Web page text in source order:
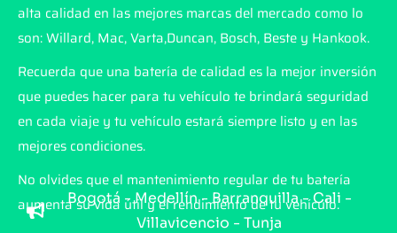
alta calidad en las mejores marcas del mercado como lo
son: Willard, Mac, Varta,Duncan, Bosch, Beste y Hankook.
Recuerda que una batería de calidad es la mejor inversión
que puedes hacer para tu vehículo te brindará seguridad
en cada viaje y tu vehículo estará siempre listo y en las
mejores condiciones.
No olvides que el mantenimiento regular de tu batería
aumenta su vida útil y el rendimiento de tu vehículo.
Bogotá - Medellín - Barranquilla - Cali -
Villavicencio - Tunja